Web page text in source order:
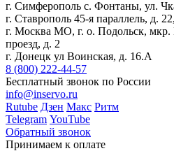
г. Симферополь с. Фонтаны, ул.
г. Ставрополь 45-я параллель, д.
г. Москва МО, г. о. Подольск,
проезд, д. 2
г. Донецк ул Воинская, д. 16.А
8 (800) 222-44-57
Бесплатный звонок по России
info@inservo.ru
Rutube Дзен Макс Ритм
Telegram YouTube
Обратный звонок
Принимаем к оплате